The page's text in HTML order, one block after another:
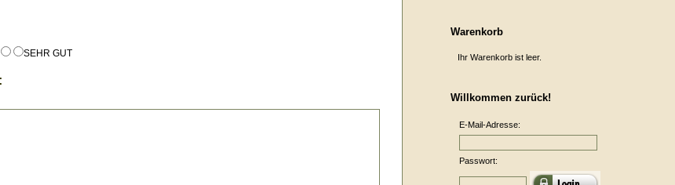
SEHR GUT
Warenkorb
Ihr Warenkorb ist leer.
Willkommen zurück!
E-Mail-Adresse:
Passwort: